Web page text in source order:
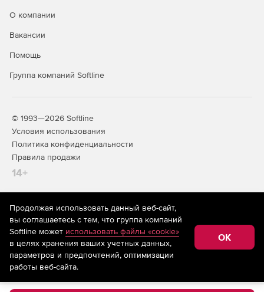
О компании
Вакансии
Помощь
Группа компаний Softline
© 1993—2026 Softline
Условия использования
Политика конфиденциальности
Правила продажи
14+
На информационном ресурсе store.softline.ru применяются
рекомендательные технологии(информационные технологии
предоставления информации на основе сбора,
систематизации и анализа сведений, относящихся к
предпочтениям пользователей сети «Интернет»,
находящихся на территории Российской Федерации)
Продолжая использовать данный веб-сайт,
вы соглашаетесь с тем, что группа компаний
Softline может использовать файлы «cookie»
в целях хранения ваших учетных данных,
параметров и предпочтений, оптимизации
работы веб-сайта.
OK